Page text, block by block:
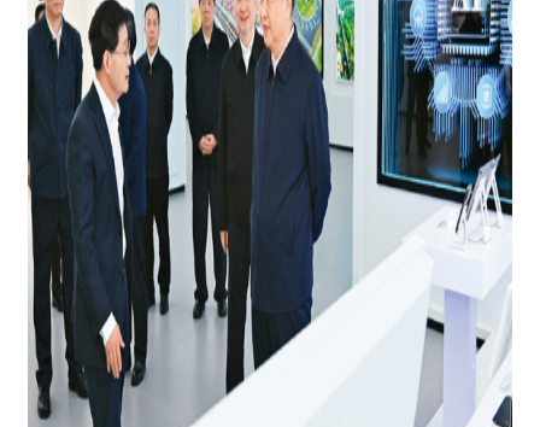
2026年2月9日至10日，中共中央总书记、国家
主席、中央军委主席习近平在北京考察并看望慰问
基层干部群众。这是9日上午，习近平在位于北京
亦庄的国家信创园考察。新华社记者 燕雁/摄
下面，我强调几点。